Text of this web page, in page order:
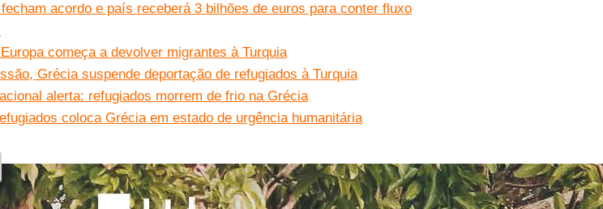
acordo e país receberá 3 bilhões de euros para conter fluxo
começa a devolver migrantes à Turquia
Grécia suspende deportação de refugiados à Turquia
alerta: refugiados morrem de frio na Grécia
coloca Grécia em estado de urgência humanitária